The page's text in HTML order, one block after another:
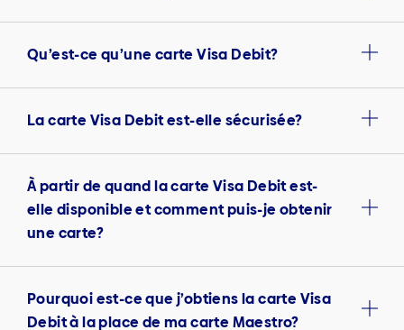
Qu’est-ce qu’une carte Visa Debit?
La carte Visa Debit est-elle sécurisée?
À partir de quand la carte Visa Debit est-
elle disponible et comment puis-je obtenir
une carte?
Pourquoi est-ce que j’obtiens la carte Visa
Debit à la place de ma carte Maestro?